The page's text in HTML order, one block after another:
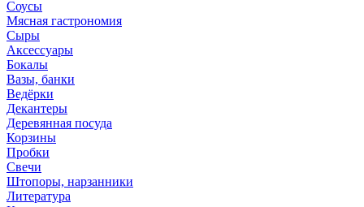
Соусы
Мясная гастрономия
Сыры
Аксессуары
Бокалы
Вазы, банки
Ведёрки
Декантеры
Деревянная посуда
Корзины
Пробки
Свечи
Штопоры, нарзанники
Литература